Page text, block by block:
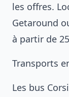
les offres.
Getaround
à partir de
Transports
Les bus